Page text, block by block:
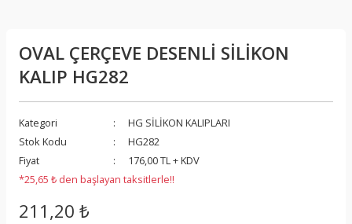
OVAL ÇERÇEVE DESENLİ SİLİKON
KALIP HG282
Kategori
HG SİLİKON KALIPLARI
Stok Kodu
HG282
Fiyat
176,00 TL + KDV
*25,65 ₺ den başlayan taksitlerle!!
211,20 ₺